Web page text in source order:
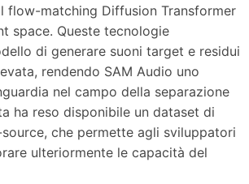
flow-matching Diffusion Transformer
space. Queste tecnologie
di generare suoni target e residui
rendendo SAM Audio uno
nel campo della separazione
ha reso disponibile un dataset di
che permette agli sviluppatori
ulteriormente le capacità del